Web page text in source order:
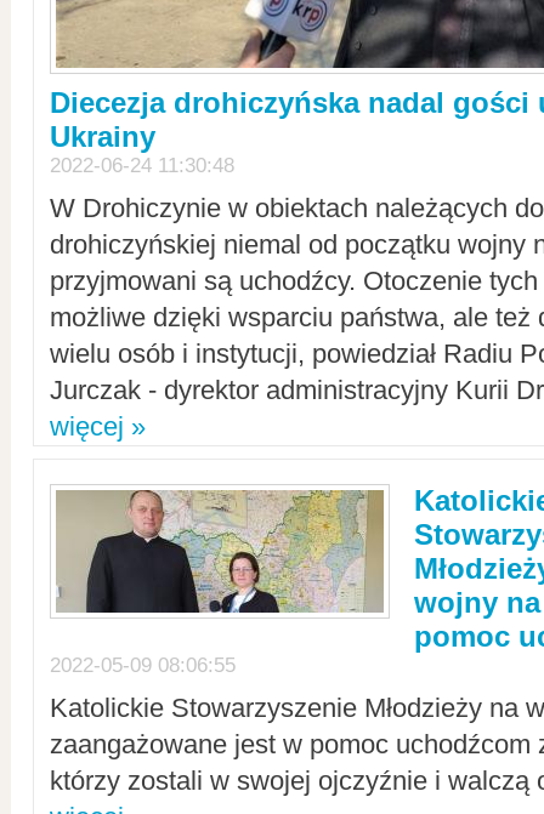
Diecezja drohiczyńska nadal gości
Ukrainy
2022-06-24 11:30:48
W Drohiczynie w obiektach należących
drohiczyńskiej niemal od początku wojny
przyjmowani są uchodźcy. Otoczenie
możliwe dzięki wsparciu państwa, ale też
wielu osób i instytucji, powiedział Radiu
Jurczak - dyrektor administracyjny Kurii
więcej »
wojny
pomoc
2022-05-09 08:06:55
Katolickie Stowarzyszenie Młodzieży na
zaangażowane jest w pomoc uchodźcom
którzy zostali w swojej ojczyźnie i walczą